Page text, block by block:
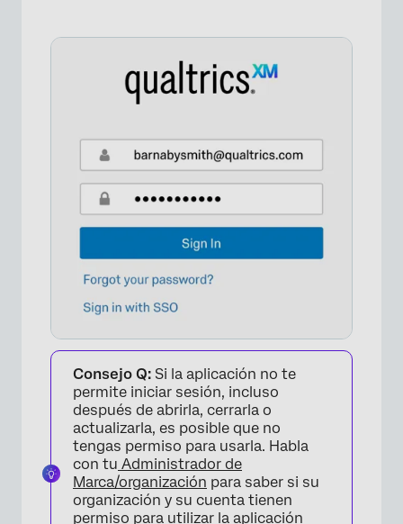
Consejo Q: Si la aplicación no te
permite iniciar sesión, incluso
después de abrirla, cerrarla o
actualizarla, es posible que no
tengas permiso para usarla. Habla
con tu Administrador de
Marca/organización para saber si su
organización y su cuenta tienen
permiso para utilizar la aplicación